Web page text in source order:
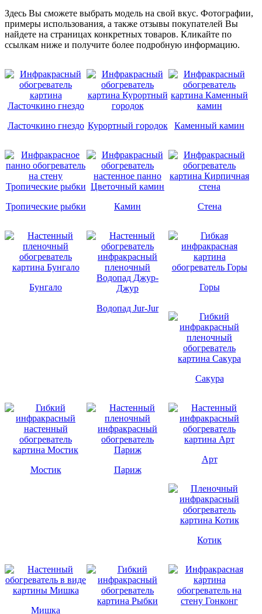
Здесь Вы сможете выбрать модель на свой вкус. Фотографии,
примеры использования, а также отзывы покупателей Вы
найдете на страницах конкретных товаров. Кликайте по
ссылкам ниже и получите более подробную информацию.
Ласточкино гнездо Курортный городок Каменный камин
Тропические рыбки Камин Стена
Бунгало
Водопад Jur-Jur
Горы
Сакура
Мостик Париж
Арт
Котик
Мишка